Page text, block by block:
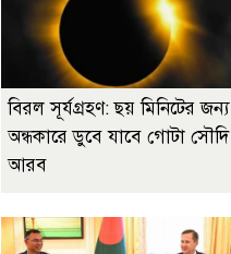
বিরল সূর্যগ্রহণ: ছয় মিনিটের জন্য
অন্ধকারে ডুবে যাবে গোটা সৌদি
আরব